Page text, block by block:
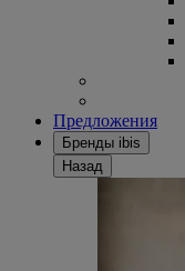
Предложения
Бренды ibis
Назад